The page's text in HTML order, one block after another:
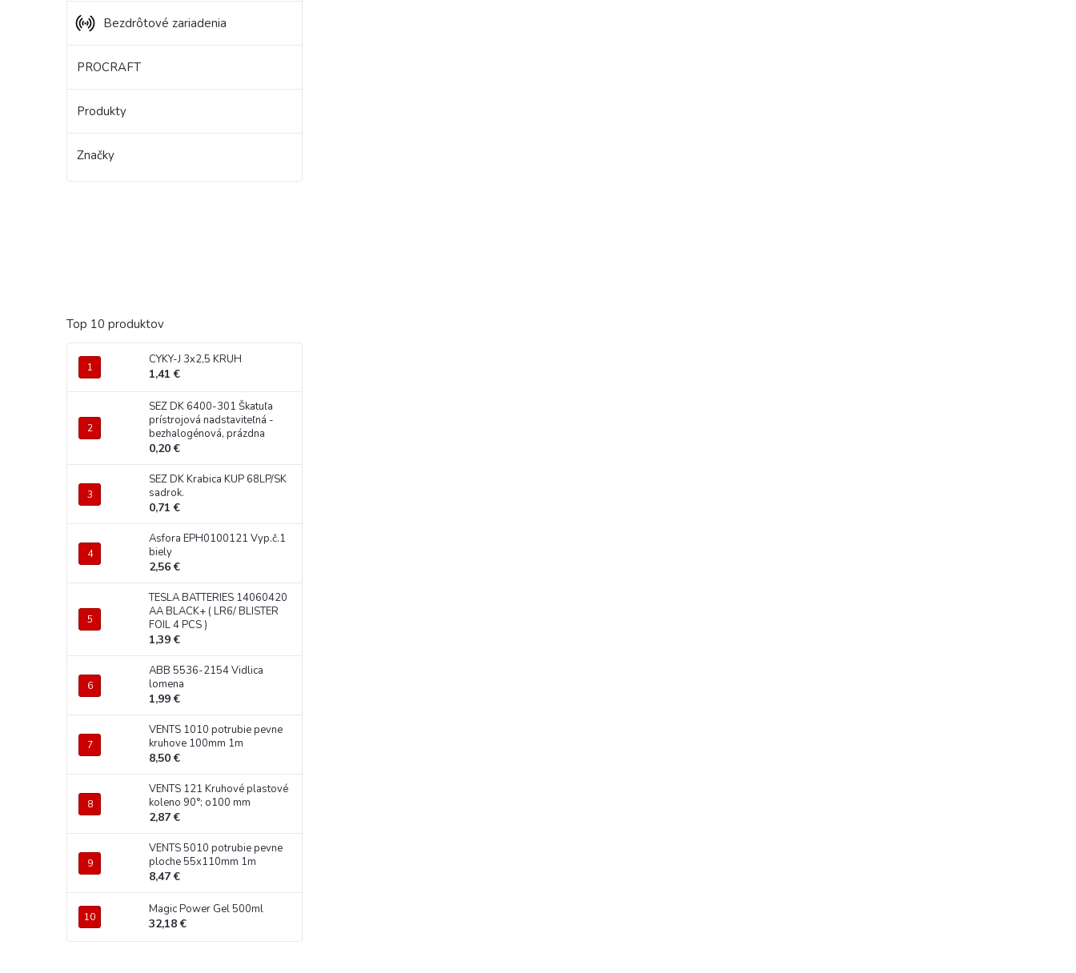
Bezdrôtové zariadenia
PROCRAFT
Produkty
Značky
Top 10 produktov
CYKY-J 3x2,5 KRUH
1,41 €
SEZ DK 6400-301 Škatuľa
prístrojová nadstaviteľná -
bezhalogénová, prázdna
0,20 €
SEZ DK Krabica KUP 68LP/SK
sadrok.
0,71 €
Asfora EPH0100121 Vyp.č.1
biely
2,56 €
TESLA BATTERIES 14060420
AA BLACK+ ( LR6/ BLISTER
FOIL 4 PCS )
1,39 €
ABB 5536-2154 Vidlica
lomena
1,99 €
VENTS 1010 potrubie pevne
kruhove 100mm 1m
8,50 €
VENTS 121 Kruhové plastové
koleno 90°; o100 mm
2,87 €
VENTS 5010 potrubie pevne
ploche 55x110mm 1m
8,47 €
Magic Power Gel 500ml
32,18 €